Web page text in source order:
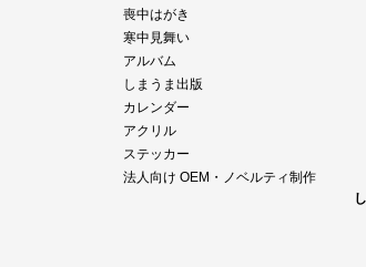
喪中はがき
寒中見舞い
アルバム
しまうま出版
カレンダー
アクリル
ステッカー
法人向け OEM・ノベルティ制作